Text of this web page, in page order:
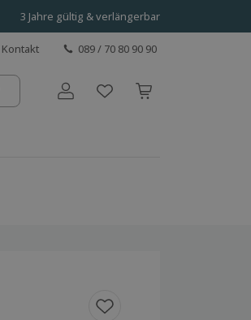
3 Jahre gültig & verlängerbar
Kontakt 089 / 70 80 90 90
Benutzerkonto